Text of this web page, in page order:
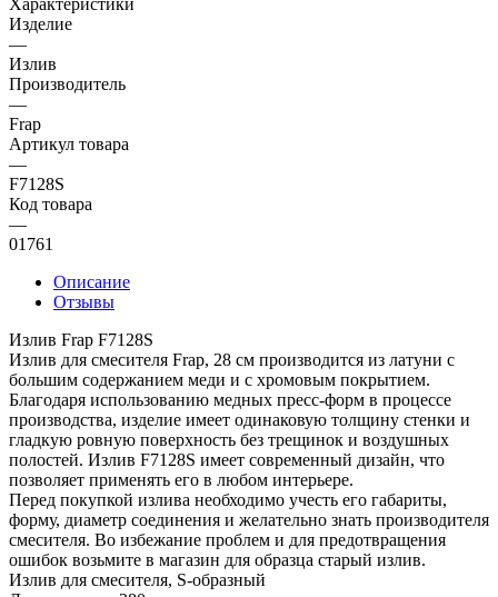
Изделие
—
Излив
Производитель
—
Frap
Артикул товара
—
F7128S
Код товара
—
01761
Описание
Отзывы
Излив Frap F7128S
Излив для смесителя Frap, 28 см производится из латуни с
большим содержанием меди и с хромовым покрытием.
Благодаря использованию медных пресс-форм в процессе
производства, изделие имеет одинаковую толщину стенки и
гладкую ровную поверхность без трещинок и воздушных
полостей. Излив F7128S имеет современный дизайн, что
позволяет применять его в любом интерьере.
Перед покупкой излива необходимо учесть его габариты,
форму, диаметр соединения и желательно знать производителя
смесителя. Во избежание проблем и для предотвращения
ошибок возьмите в магазин для образца старый излив.
Излив для смесителя, S-образный